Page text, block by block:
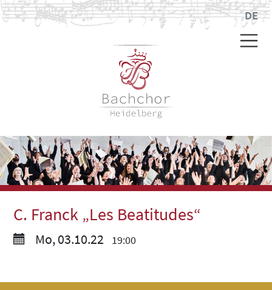
DE
C. Franck „Les Beatitudes“
Mo, 03.10.22 19:00